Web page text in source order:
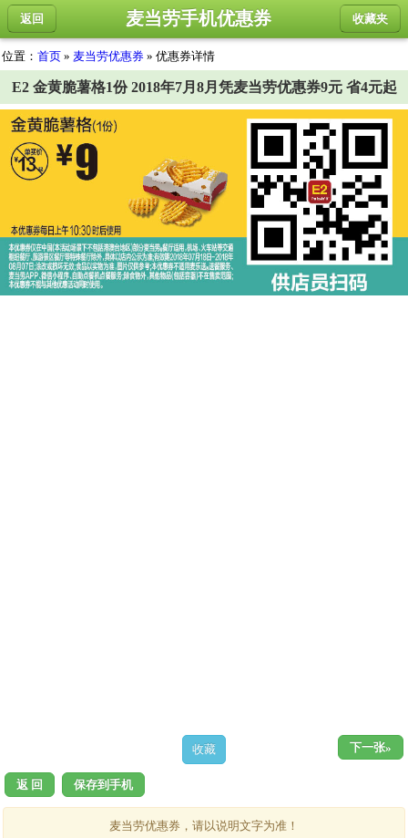
返回 收藏夹
麦当劳手机优惠券
位置： 首页 » 麦当劳优惠券 » 优惠券详情
E2 金黄脆薯格1份 2018年7月8月凭麦当劳优惠券9元 省4元起
下一张»
返 回 保存到手机
麦当劳优惠券，请以说明文字为准！